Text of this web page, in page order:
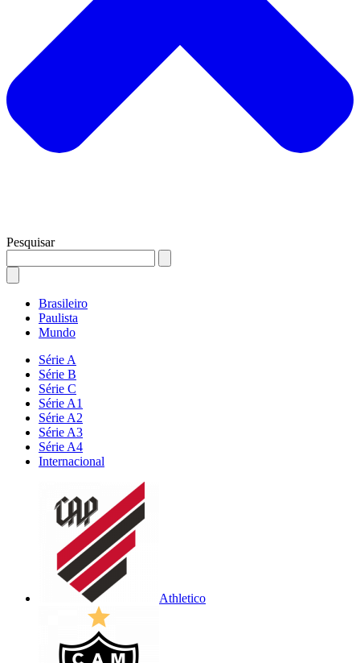
Pesquisar
Brasileiro
Paulista
Mundo
Série A
Série B
Série C
Série A1
Série A2
Série A3
Série A4
Internacional
Athletico